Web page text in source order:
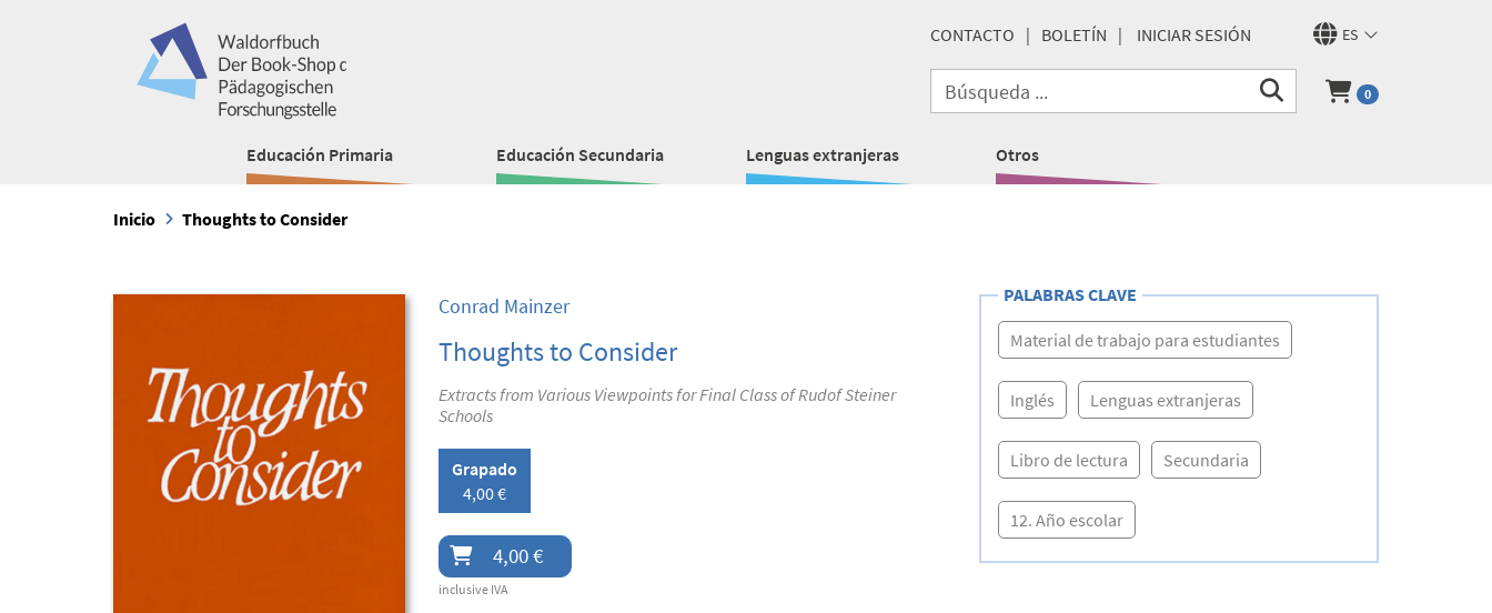
ES
CONTACTO BOLETÍN INICIAR SESIÓN
0
Educación Primaria Educación Secundaria Lenguas extranjeras Otros
Inicio Thoughts to Consider
Conrad Mainzer
Thoughts to Consider
Extracts from Various Viewpoints for Final Class of Rudof Steiner
Schools
Grapado
4,00 €
4,00 €
inclusive IVA
PALABRAS CLAVE
Material de trabajo para estudiantes
Inglés Lenguas extranjeras
Libro de lectura Secundaria
12. Año escolar